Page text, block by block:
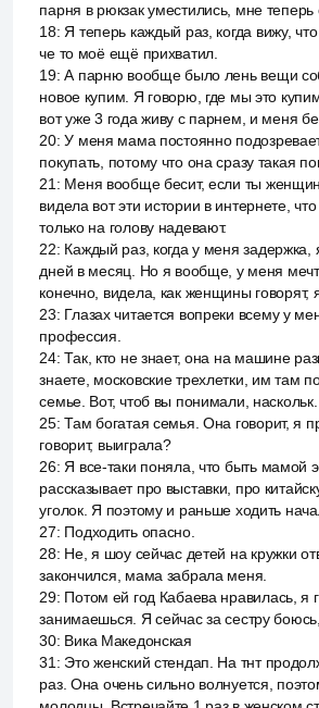
парня в рюкзак уместились, мне теперь
18: Я теперь каждый раз, когда вижу,
че то моё ещё прихватил.
19:А парню вообще было лень вещи
новое купим. Я говорю, где мы это
вот уже 3 года живу с парнем, и меня бе.
20:У меня мама постоянно
покупать, потому что она сразу такая
21 : Меня вообще бесит, если ты
видела вот эти истории в интернете,
только на голову надевают.
22: Каждый раз, когда у меня
дней в месяц. Но я вообще, у меня
конечно, видела, как женщины
23: Глазах читается вопреки всему у
профессия.
24:Так, кто не знает, она на машине
знаете, московские трехлетки, им там
семье. Вот, чтоб вы понимали, наскольк.
25:Там богатая семья. Она говорит, я
говорит, выиграла?
26: Я все-таки поняла, что быть мамой
рассказывает про выставки, про
уголок. Я поэтому и раньше ходить
27: Подходить опасно.
28: Не, я шоу сейчас детей на кружки
закончился, мама забрала меня.
29: Потом ей год Кабаева нравилась, я
занимаешься. Я сейчас за сестру
30: Вика Македонская
31 : Это женский стендап. На тнт
раз. Она очень сильно волнуется,